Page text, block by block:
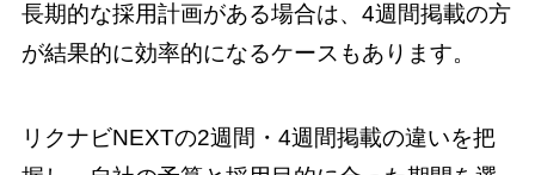
長期的な採用計画がある場合は、4週間掲載の方
が結果的に効率的になるケースもあります。
リクナビNEXTの2週間・4週間掲載の違いを把